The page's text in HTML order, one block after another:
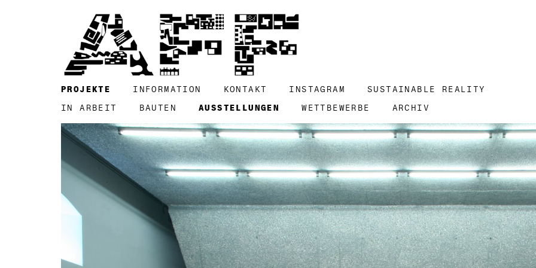
PROJEKTE INFORMATION KONTAKT INSTAGRAM
SUSTAINABLE REALITY
IN ARBEIT
BAUTEN AUSSTELLUNGEN WETTBEWERBE ARCHIV